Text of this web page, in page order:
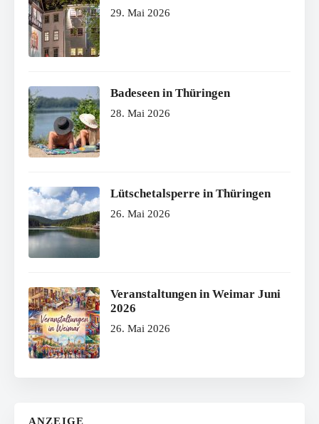
29. Mai 2026
Badeseen in Thüringen
28. Mai 2026
Lütschetalsperre in Thüringen
26. Mai 2026
Veranstaltungen in Weimar Juni
2026
26. Mai 2026
ANZEIGE